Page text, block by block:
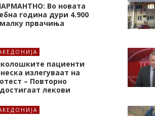
Во новата
година дури 4.900
првачиња
пациенти
излегуваат на
– Повторно
лекови